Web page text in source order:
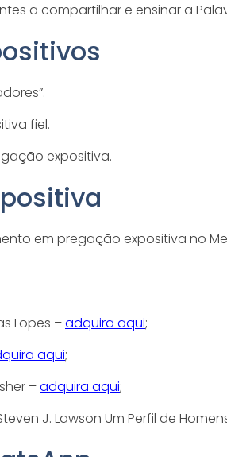
a compartilhar e ensinar a
fiel.
expositiva.
em pregação expositiva no
Lopes –adquira aqui;
aqui;
–adquira aqui;
J. Lawson Um Perfil de